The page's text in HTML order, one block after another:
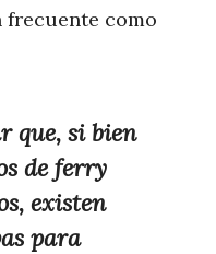
frecuente como
que, si bien
de ferry
existen
para